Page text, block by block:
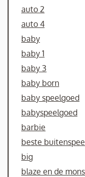
auto 2
auto 4
baby
baby 1
baby 3
baby born
baby speelgoed
babyspeelgoed
barbie
beste
big
blaze en de